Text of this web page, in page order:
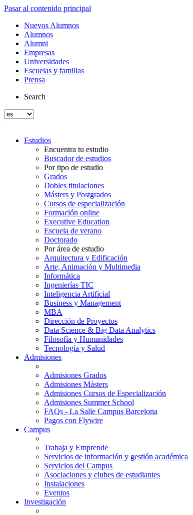
Pasar al contenido principal
Nuevos Alumnos
Alumnos
Alumni
Empresas
Universidades
Escuelas y familias
Prensa
Search
Estudios
Encuentra tu estudio
Buscador de estudios
Por tipo de estudio
Grados
Dobles titulaciones
Másters y Postgrados
Cursos de especialización
Formación online
Executive Education
Escuela de verano
Doctorado
Por área de estudio
Arquitectura y Edificación
Arte, Animación y Multimedia
Informática
Ingenierías TIC
Inteligencia Artificial
Business y Management
MBA
Dirección de Proyectos
Data Science & Big Data Analytics
Filosofía y Humanidades
Tecnología y Salud
Admisiones
Admisiones Grados
Admisiones Másters
Admisiones Cursos de Especialización
Admisiones Summer School
FAQs - La Salle Campus Barcelona
Pagos con Flywire
Campus
Trabaja y Emprende
Servicios de información y gestión académica
Servicios del Campus
Asociaciones y clubes de estudiantes
Instalaciones
Eventos
Investigación